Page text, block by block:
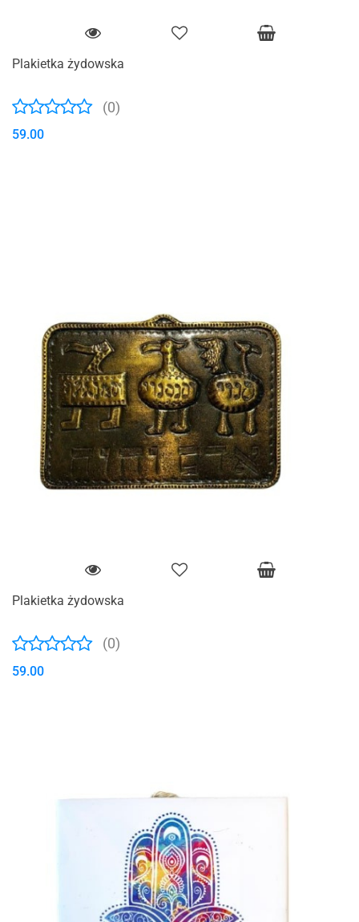
Plakietka żydowska
(0)
59.00
Plakietka żydowska
(0)
59.00